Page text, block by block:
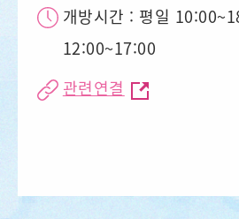
개방시간 : 평일
12:00~17:00
관련연결